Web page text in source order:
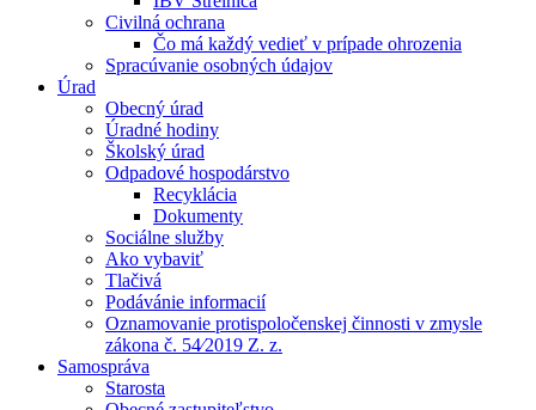
Civilná ochrana
Čo má každý vedieť v prípade ohrozenia
Spracúvanie osobných údajov
Úrad
Obecný úrad
Úradné hodiny
Školský úrad
Odpadové hospodárstvo
Recyklácia
Dokumenty
Sociálne služby
Ako vybaviť
Tlačivá
Podávánie informacií
Oznamovanie protispoločenskej činnosti v zmysle
zákona č. 54⁄2019 Z. z.
Samospráva
Starosta